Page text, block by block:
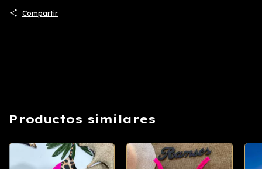
Compartir
Productos similares